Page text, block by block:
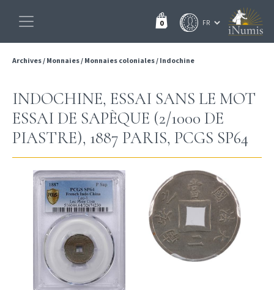
0
Archives/ Monnaies/ Monnaies coloniales/ Indochine
INDOCHINE, ESSAI SANS LE MOT
ESSAI DE SAPÈQUE (2/1000 DE
PIASTRE), 1887 PARIS, PCGS SP64